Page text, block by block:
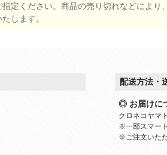
指定ください。商品の売り切れなどによ
します。
配送方法・
◎ お届けに
クロネコヤマ
※一部スマー
※ご注文いた